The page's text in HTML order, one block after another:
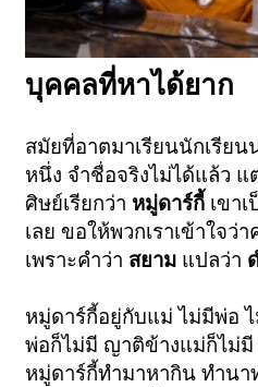
บุคคลที่หาได้ยาก
สมัยที่อาตมาเรียนนักเรีย
หนึ่ง จำชื่อจริงไม่ได้แล้ว
ศิษย์เรียกว่า หมู่ดาร์กี้ เขา
เลย ขอให้พวกเราเข้าใจว่
เพราะคำว่า สยาม แปลว่า
หมู่ดาร์กี้อยู่กับแม่ ไม่มีพ่อ
พ่อก็ไม่มี ญาติข้างแม่ก็ไม่มี
หมู่ดาร์กี้ทำมาหากิน ทำนา